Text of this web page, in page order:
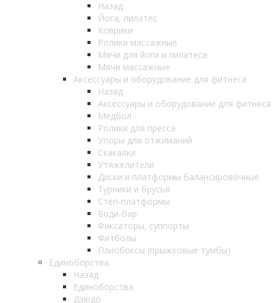
Назад
Йога, пилатес
Коврики
Ролики массажные
Мячи для йоги и пилатеса
Мячи массажные
Аксессуары и оборудование для фитнеса
Назад
Аксессуары и оборудование для фитнеса
Медбол
Ролики для пресса
Упоры для отжиманий
Скакалки
Утяжелители
Диски и платформы балансировочные
Турники и брусья
Степ-платформы
Боди-бар
Фиксаторы, суппорты
Фитболы
Плиобоксы (прыжковые тумбы)
Единоборства
Назад
Единоборства
Дзюдо